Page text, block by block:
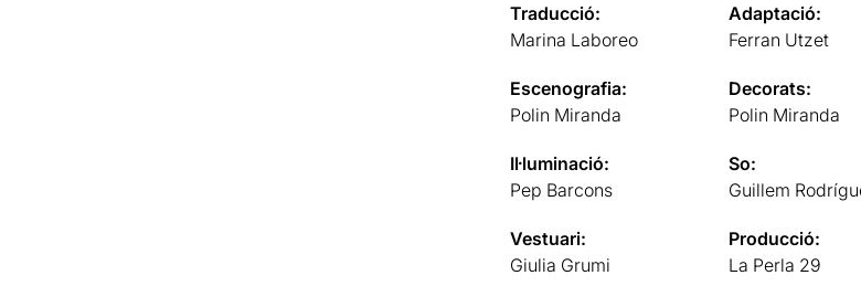
Traducció:
Marina Laboreo
Adaptació:
Ferran Utzet
Escenografia:
Polin Miranda
Decorats:
Polin Miranda
Il·luminació:
Pep Barcons
So:
Guillem
Vestuari:
Giulia Grumi
Producció:
La Perla 29